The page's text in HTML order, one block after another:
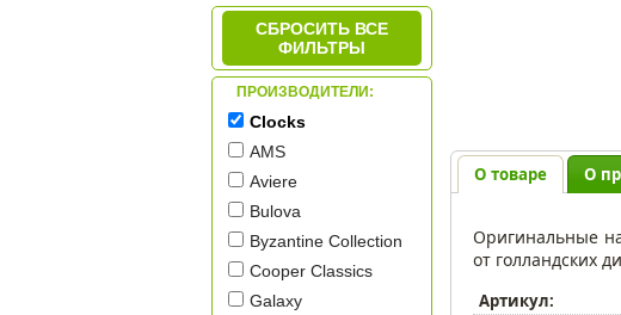
Будильники
Метеостанции
СБРОСИТЬ ВСЕ
ФИЛЬТРЫ
ПРОИЗВОДИТЕЛИ:
Clocks
AMS
Aviere
Bulova
Byzantine Collection
Cooper Classics
Galaxy
О товаре О
Оригинальные
от голландских
Артикул: